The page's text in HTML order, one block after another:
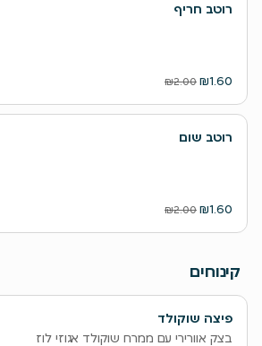
רוטב חריף
₪1.60
₪2.00
רוטב שום
₪1.60
₪2.00
קינוחים
פיצה שוקולד
בצק אוורירי עם ממרח שוקולד אגוזי לוז